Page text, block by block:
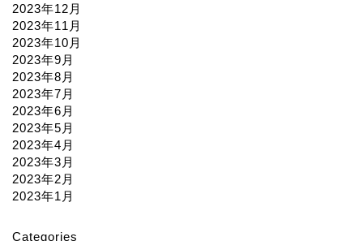
2023年12月
2023年11月
2023年10月
2023年9月
2023年8月
2023年7月
2023年6月
2023年5月
2023年4月
2023年3月
2023年2月
2023年1月
Categories